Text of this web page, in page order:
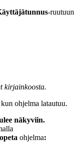
-ruutuun
kirjainkoosta.
ohjelma latautuu.
näkyviin.
ohjelma: